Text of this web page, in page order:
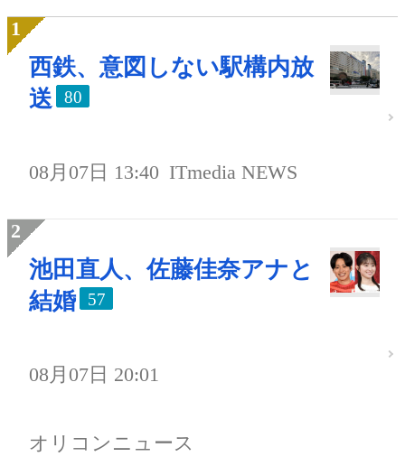
西鉄、意図しない駅構内放
送
80
08月07日 13:40 ITmedia NEWS
池田直人、佐藤佳奈アナと
結婚
57
08月07日 20:01
オリコンニュース